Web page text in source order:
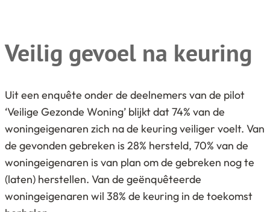
Veilig gevoel na keuring
Uit een enquête onder de deelnemers van de pilot
‘Veilige Gezonde Woning’ blijkt dat 74% van de
woningeigenaren zich na de keuring veiliger voelt. Van
de gevonden gebreken is 28% hersteld, 70% van de
woningeigenaren is van plan om de gebreken nog te
(laten) herstellen. Van de geënquêteerde
woningeigenaren wil 38% de keuring in de toekomst